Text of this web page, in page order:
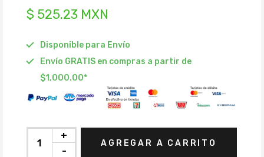
$ 525.23 MXN
Disponible para Envío
Envío GRATIS en compras a partir de
$1,000.00*
-
+
AGREGAR A CARRITO